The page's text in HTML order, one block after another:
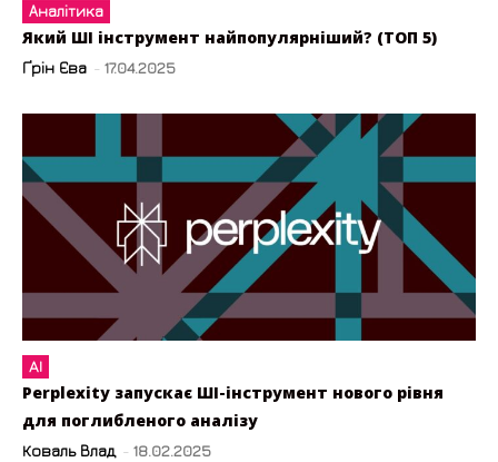
Аналітика
Який ШІ інструмент найпопулярніший? (ТОП 5)
Ґрін Єва - 17.04.2025
AI
Perplexity запускає ШІ-інструмент нового рівня
для поглибленого аналізу
Коваль Влад - 18.02.2025